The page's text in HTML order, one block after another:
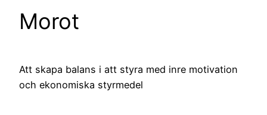
Morot
Att skapa balans i att styra med inre motivation
och ekonomiska styrmedel